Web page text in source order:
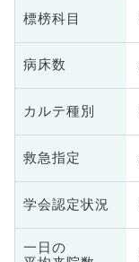
標榜科目
病床数
カルテ種別
救急指定
学会認定状況
一日の